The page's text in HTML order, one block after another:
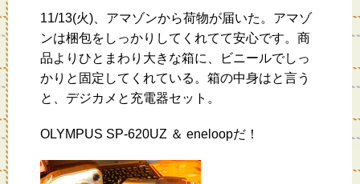
11/13(火)、アマゾンから荷物が届いた。アマゾ
ンは梱包をしっかりしてくれてて安心です。商
品よりひとまわり大きな箱に、ビニールでしっ
かりと固定してくれている。箱の中身はと言う
と、デジカメと充電器セット。
OLYMPUS SP-620UZ ＆ eneloopだ！